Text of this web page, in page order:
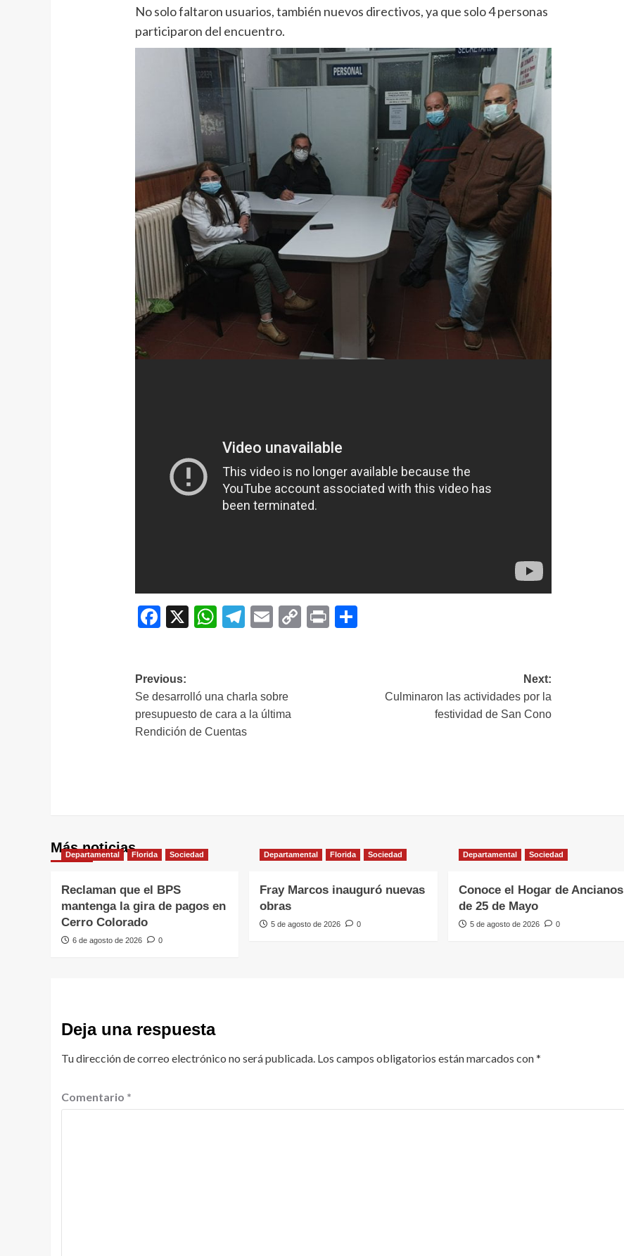
No solo faltaron usuarios, también nuevos directivos, ya que solo 4 personas
participaron del encuentro.
Facebook
X WhatsApp
Telegram
EmailCopyPrint
Navegación
de
entradas
Previous:
Se desarrolló una charla sobre
presupuesto de cara a la última
Rendición de Cuentas
Next:
Culminaron las actividades por la
festividad de San Cono
Más noticias
Departamental Florida Sociedad
Reclaman que el BPS
mantenga la gira de pagos en
Cerro Colorado
6 de agosto de 2026 0
Departamental Florida Sociedad
Fray Marcos inauguró nuevas
obras
5 de agosto de 2026 0
Departamental Sociedad
Conoce el Hogar de Ancianos
de 25 de Mayo
5 de agosto de 2026 0
Deja una respuesta
Tu dirección de correo electrónico no será publicada. Los campos obligatorios están marcados con*
Comentario *